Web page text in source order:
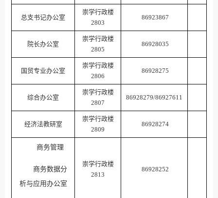
总支书记办公室
崇学行政楼
2803
86923867
院长办公室
崇学行政楼
2805
86928035
国贸专业办公室
崇学行政楼
2806
86928275
综合办公室
崇学行政楼
2807
86928279/86927611
经济法教研室
崇学行政楼
2809
86928274
商务管理
商务数据分
析与应用办公室
崇学行政楼
2813
86928252